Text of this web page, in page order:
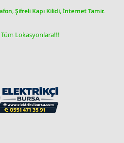
Şifreli Kapı Kilidi, İnternet Tamir.
Lokasyonlara!!!